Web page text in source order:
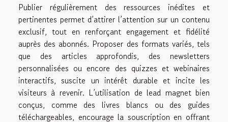
Publier régulièrement des ressources inédites et
pertinentes permet d’attirer l’attention sur un contenu
exclusif, tout en renforçant engagement et fidélité
auprès des abonnés. Proposer des formats variés, tels
que des articles approfondis, des newsletters
personnalisées ou encore des quizzes et webinaires
interactifs, suscite un intérêt durable et incite les
visiteurs à revenir. L’utilisation de lead magnet bien
conçus, comme des livres blancs ou des guides
téléchargeables, encourage la souscription en offrant